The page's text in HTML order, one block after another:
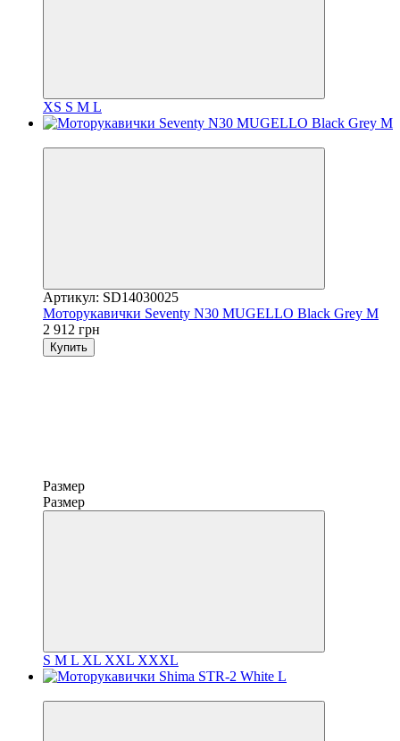
XS S M L
Артикул: SD14030025
Моторукавички Seventy N30 MUGELLO Black Grey M
2 912 грн
Купить
Размер
Размер
S M L XL XXL XXXL